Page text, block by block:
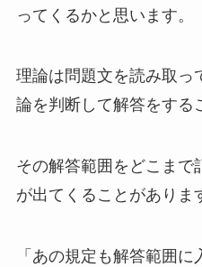
ってくるかと思います。
理論は問題文を読み取っ
論を判断して解答をする
その解答範囲をどこまで
が出てくることがありま
「あの規定も解答範囲に